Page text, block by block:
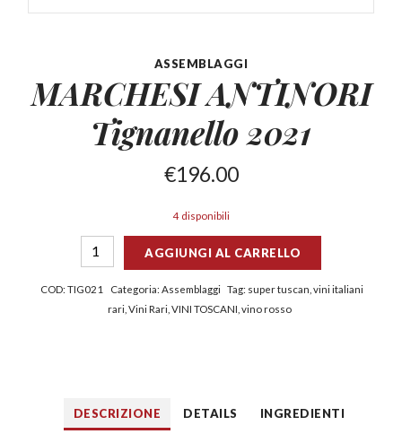
ASSEMBLAGGI
MARCHESI ANTINORI
Tignanello 2021
€196.00
4 disponibili
AGGIUNGI AL CARRELLO
COD:TIG021 Categoria: Assemblaggi Tag: super tuscan ,vini italiani
rari ,Vini Rari ,VINI TOSCANI ,vino rosso
DESCRIZIONE DETAILS INGREDIENTI